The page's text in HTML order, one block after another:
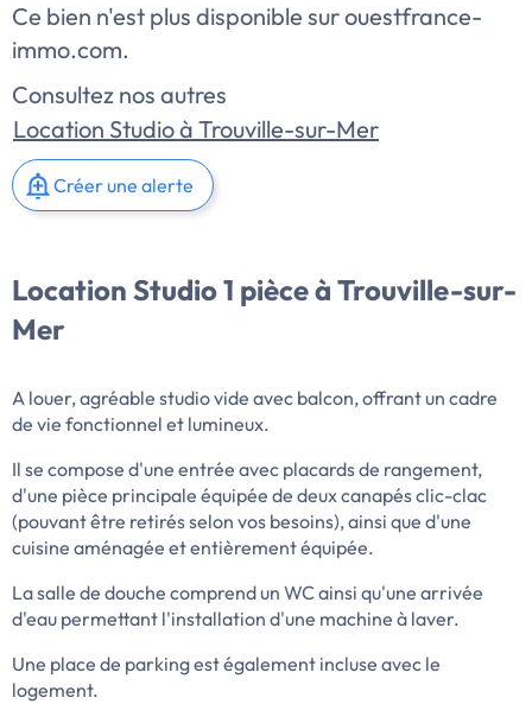
Ce bien n'est plus disponible sur ouestfrance-
immo.com.
Consultez nos autres
Location Studio à Trouville-sur-Mer
Créer une alerte
Location Studio 1 pièce à Trouville-sur-
Mer
A louer, agréable studio vide avec balcon, offrant un cadre
de vie fonctionnel et lumineux.
Il se compose d'une entrée avec placards de rangement,
d'une pièce principale équipée de deux canapés clic-clac
(pouvant être retirés selon vos besoins), ainsi que d'une
cuisine aménagée et entièrement équipée.
La salle de douche comprend un WC ainsi qu'une arrivée
d'eau permettant l'installation d'une machine à laver.
Une place de parking est également incluse avec le
logement.